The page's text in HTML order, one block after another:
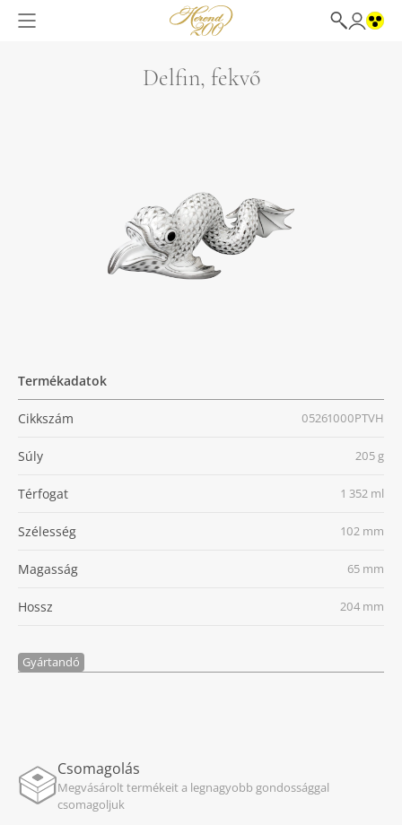
Delfin, fekvő
Termékadatok
Cikkszám 05261000PTVH
Súly 205 g
Térfogat 1 352 ml
Szélesség 102 mm
Magasság 65 mm
Hossz 204 mm
Gyártandó
Csomagolás
Megvásárolt termékeit a legnagyobb gondossággal
csomagoljuk